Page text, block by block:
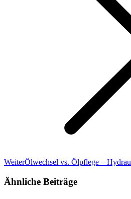
Weiter*
Ölwechsel vs. Ölpflege –
Ähnliche Beiträge